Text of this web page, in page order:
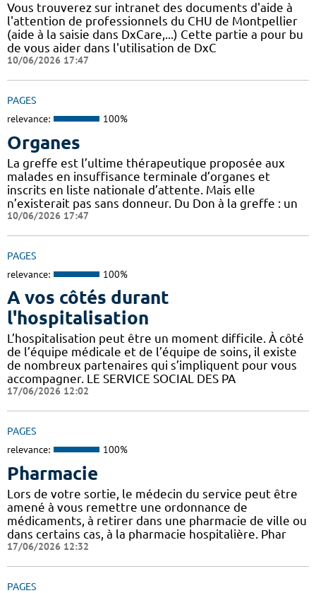
Vous trouverez sur intranet des documents d'aide à
l'attention de professionnels du CHU de Montpellier
(aide à la saisie dans DxCare,...) Cette partie a pour bu
de vous aider dans l'utilisation de DxC
10/06/2026 17:47
PAGES
relevance: 100%
Organes
La greffe est l’ultime thérapeutique proposée aux
malades en insuffisance terminale d’organes et
inscrits en liste nationale d’attente. Mais elle
n’existerait pas sans donneur. Du Don à la greffe : un
10/06/2026 17:47
PAGES
relevance: 100%
A vos côtés durant
l'hospitalisation
L’hospitalisation peut être un moment difficile. À côté
de l’équipe médicale et de l’équipe de soins, il existe
de nombreux partenaires qui s’impliquent pour vous
accompagner. LE SERVICE SOCIAL DES PA
17/06/2026 12:02
PAGES
relevance: 100%
Pharmacie
Lors de votre sortie, le médecin du service peut être
amené à vous remettre une ordonnance de
médicaments, à retirer dans une pharmacie de ville ou
dans certains cas, à la pharmacie hospitalière. Phar
17/06/2026 12:32
PAGES